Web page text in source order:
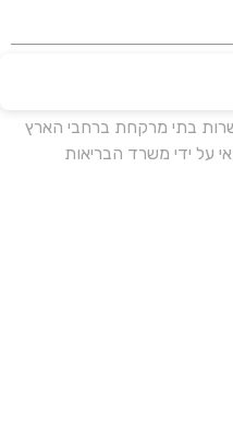
בתי מרקחת ברחבי הארץ
על ידי משרד הבריאות